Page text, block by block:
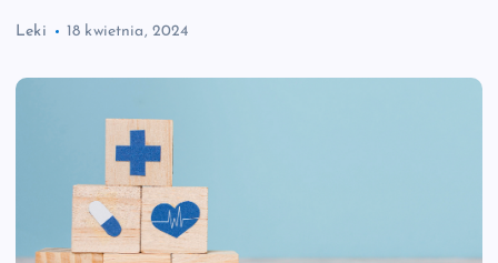
Leki 18 kwietnia, 2024